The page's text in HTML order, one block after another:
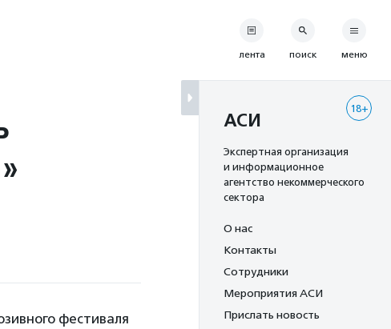
фестиваля
лента поиск меню
18+
АСИ
Экспертная организация
и информационное
агентство некоммерческого
сектора
О нас
Контакты
Сотрудники
Мероприятия АСИ
Прислать новость